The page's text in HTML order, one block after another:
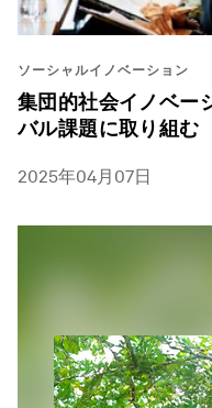
ソーシャルイノベーション
集団的社会イノベー
バル課題に取り組む
2025年04月07日